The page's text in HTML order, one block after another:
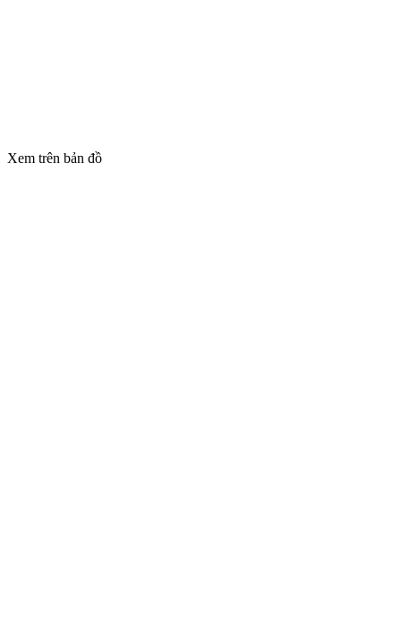
Xem trên bản đồ